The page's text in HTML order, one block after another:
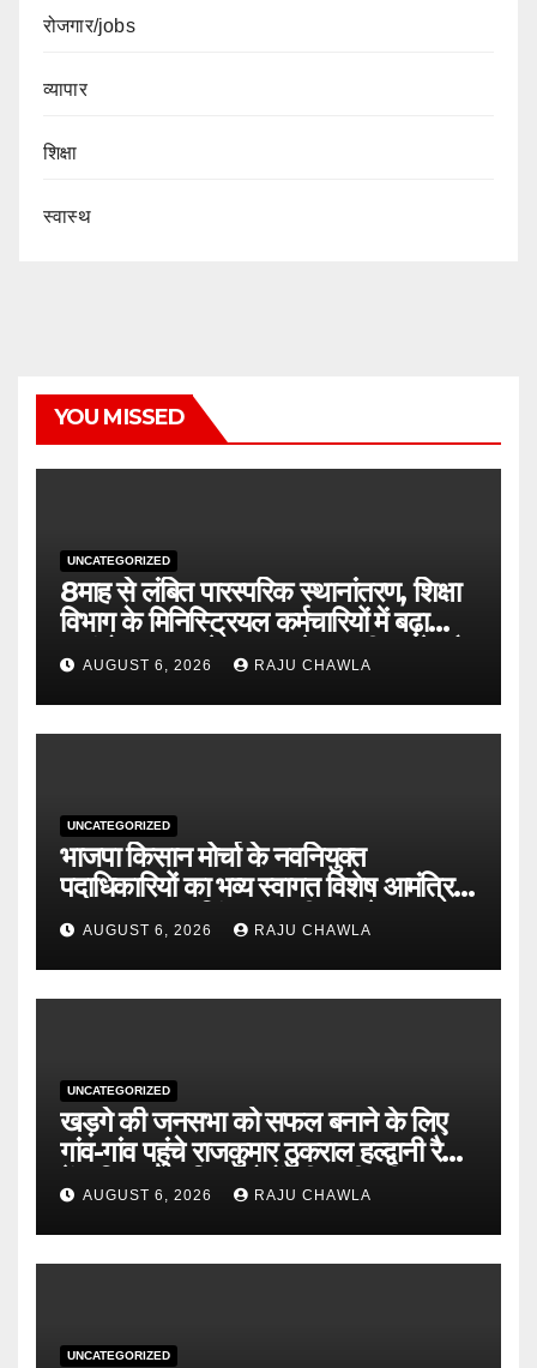
रोजगार/jobs
व्यापार
शिक्षा
स्वास्थ
YOU MISSED
UNCATEGORIZED
8माह से लंबित पारस्परिक स्थानांतरण, शिक्षा
विभाग के मिनिस्ट्रियल कर्मचारियों में बढ़ा
असंतोष शासन से जल्द आदेश जारी करने और
विलंब का कारण बताने की मांग
AUGUST 6, 2026 RAJU CHAWLA
UNCATEGORIZED
भाजपा किसान मोर्चा के नवनियुक्त
पदाधिकारियों का भव्य स्वागत विशेष आमंत्रित
सदस्य हरलॉक सिंह नामधारी व प्रदेश
कार्यकारिणी सदस्य गोल्डी सूरी का हुआ सम्मान
AUGUST 6, 2026 RAJU CHAWLA
UNCATEGORIZED
खड़गे की जनसभा को सफल बनाने के लिए
गांव-गांव पहुंचे राजकुमार ठुकराल हल्द्वानी रैली
में अधिक से अधिक लोगों की भागीदारी का
किया आह्वान
AUGUST 6, 2026 RAJU CHAWLA
UNCATEGORIZED